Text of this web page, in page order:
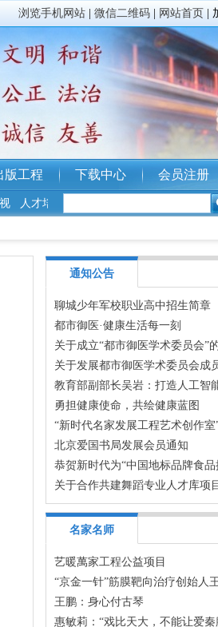
浏览手机网站 微信二维码 网站首页
版工程 下载中心 会员注册
培训 人才招聘
通知公告
聊城少年军校职业高中招生简章
都市御医·健康生活每一刻
关于成立“都市御医学术委员会”
关于发展都市御医学术委员会成
教育部副部长吴岩：打造人工智
勇担健康使命，共绘健康蓝图
“新时代名家发展工程艺术创作室
北京爱国书局发展会员通知
恭贺新时代为“中国地标品牌食品
关于合作共建舞蹈专业人才库项
名家名师
艺暖萬家工程公益项目
“京金一针”筋膜靶向治疗创始人
王鹏：身心付古琴
惠敏莉：“戏比天大，不能让爱秦